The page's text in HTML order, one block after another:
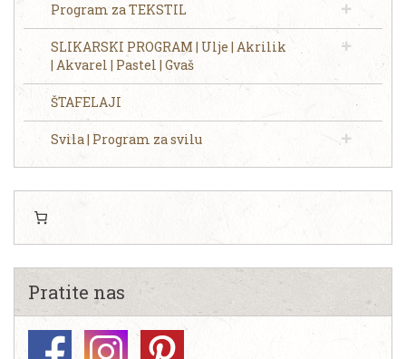
Program za TEKSTIL
SLIKARSKI PROGRAM | Ulje | Akrilik
| Akvarel | Pastel | Gvaš
ŠTAFELAJI
Svila | Program za svilu
Pratite nas